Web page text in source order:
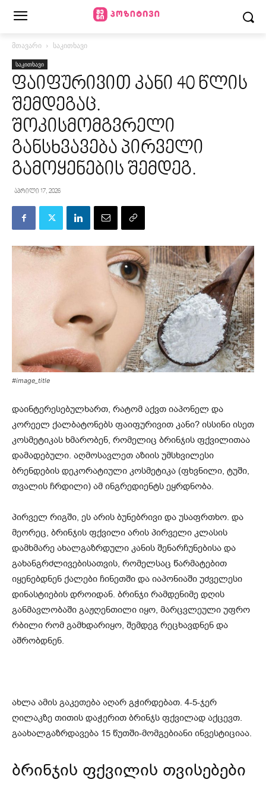
მთავარი საკითხავი
საკითხავი
ფაიფურივით კანი 40 წლის
შემდეგაც.
შოკისმომგვრელი
განსხვავება პირველი
გამოყენების შემდეგ.
აპრილი 17, 2026
#image_title
დაინტერესებულხართ, რატომ აქვთ იაპონელ და
კორეელ ქალბატონებს ფაიფურივით კანი? ისსინი ისეთ
კოსმეტიკას ხმარობენ, რომელიც ბრინჯის ფქვილითაა
დამადებული. აღმოსავლეთ აზიის უმსხვილესი
ბრენდების დეკორატიული კოსმეტიკა (ფხვნილი, ტუში,
თვალის ჩრდილი) ამ ინგრედიენტს ეყრდნობა.
პირველ რიგში, ეს არის ბუნებრივი და უსაფრთხო. და
მეორეც, ბრინჯის ფქვილი არის პირველი კლასის
დამხმარე ახალგაზრდული კანის შენარჩუნებისა და
გახანგრძლივებისათვის, რომელსაც წარმატებით
იყენებდნენ ქალები ჩინეთში და იაპონიაში უძველესი
დინასტიების დროიდან. ბრინჯი რამდენიმე დღის
განმავლობაში გაჟღენთილი იყო, მარცვლეული უფრო
რბილი რომ გამხდარიყო, შემდეგ რეცხავდნენ და
აშრობდნენ.
ახლა ამის გაკეთება აღარ გჭირდებათ. 4-5-ჯერ
ღილაკზე თითის დაჭერით ბრინჯს ფქვილად აქცევთ.
გაახალგაზრდავება 15 წუთში-მომგებიანი ინვესტიციაა.
ბრინჯის ფქვილის თვისებები